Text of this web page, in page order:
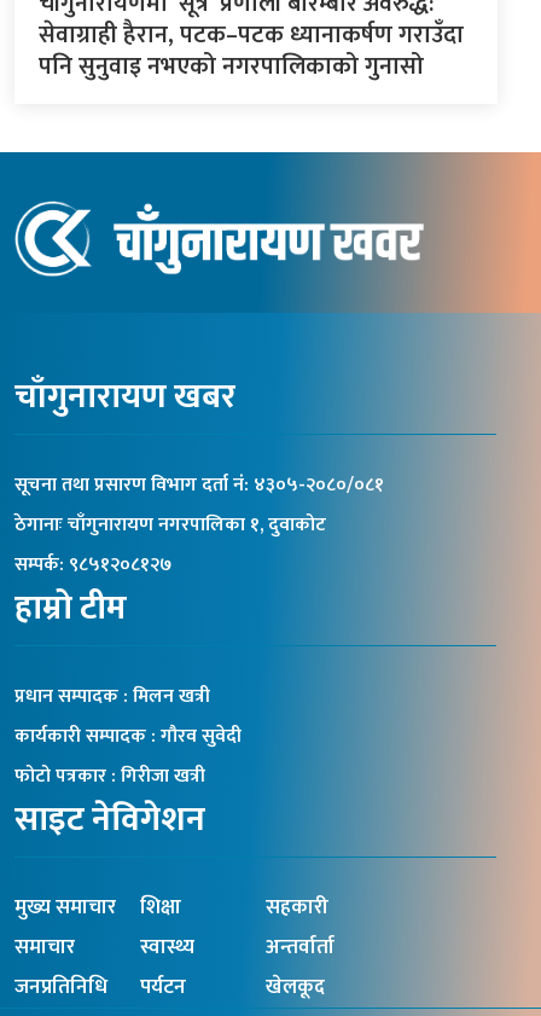
सेवाग्राही हैरान, पटक–पटक ध्यानाकर्षण गराउँदा
पनि सुनुवाइ नभएको नगरपालिकाको गुनासो
चाँगुनारायण खबर
सूचना तथा प्रसारण विभाग दर्ता नंं: ४३०५-२०८०/०८१
ठेगानाः चाँगुनारायण नगरपालिका १, दुवाकोट
सम्पर्क: ९८५१२०८१२७
हाम्रो टीम
प्रधान सम्पादक : मिलन खत्री
कार्यकारी सम्पादक : गौरव सुवेदी
फोटो पत्रकार : गिरीजा खत्री
साइट नेविगेशन
मुख्य समाचार
समाचार
जनप्रतिनिधि
शिक्षा
स्वास्थ्य
पर्यटन
सहकारी
अन्तर्वार्ता
खेलकूद